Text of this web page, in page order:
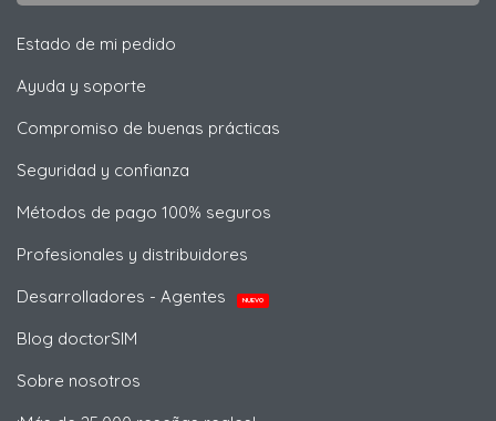
Estado de mi pedido
Ayuda y soporte
Compromiso de buenas prácticas
Seguridad y confianza
Métodos de pago 100% seguros
Profesionales y distribuidores
Desarrolladores - Agentes
NUEVO
Blog doctorSIM
Sobre nosotros